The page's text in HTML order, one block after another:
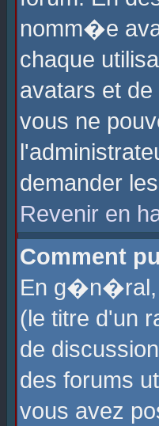
nomm�e
chaque
avatars et
vous ne
demander
Revenir en
Comment
En g�n�ral,
(le titre d'un
de
des forums
vous avez